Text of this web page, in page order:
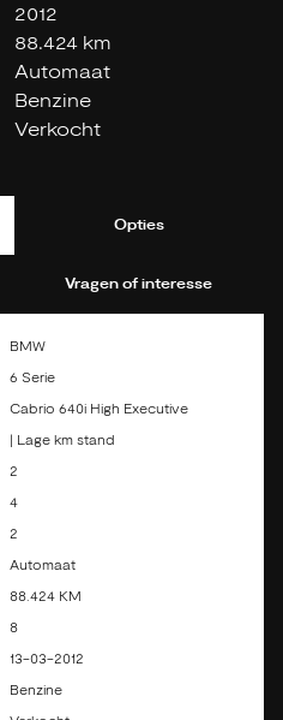
2012
88.424 km
Automaat
Benzine
Verkocht
Opties
Vragen of interesse
BMW
6 Serie
Cabrio 640i High Executive
| Lage km stand
2
4
2
Automaat
88.424 KM
8
13-03-2012
Benzine